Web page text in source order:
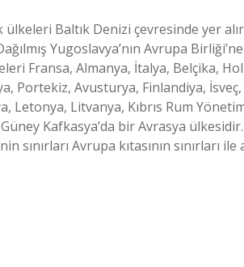
Baltık Denizi çevresinde yer alır
Yugoslavya’nın Avrupa
Fransa, Almanya, İtalya, Belçika,
Portekiz, Avusturya, Finlandiya,
Letonya, Litvanya, Kıbrıs Rum
Kafkasya’da bir Avrasya
Avrupa kıtasının sınırları ile